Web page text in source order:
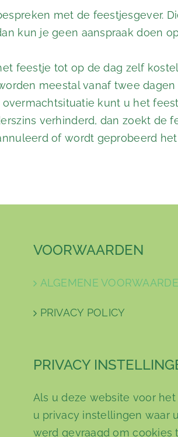
met de feestjesgever.
kun je geen aanspraak doen
feestje tot op de dag zelf
meestal vanaf twee
kunt u het
verhinderd, dan zoekt de
of wordt geprobeerd
VOORWAARDEN
ALGEMENE
PRIVACY POLICY
PRIVACY
Als u deze website voor
u privacy instellingen waar
werd gevraagd om cookies